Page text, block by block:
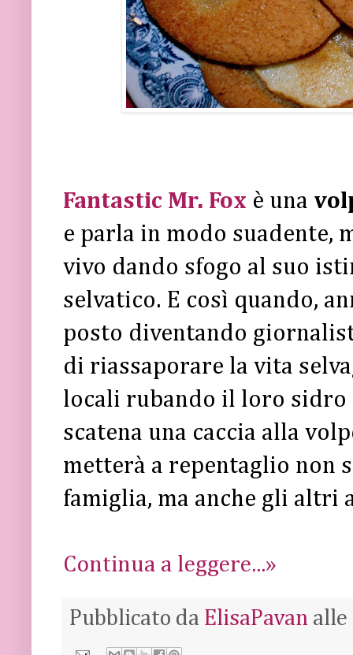
Fantastic Mr. Fox è una
e parla in modo suadente,
vivo dando sfogo al suo
selvatico. E così quando,
posto diventando
di riassaporare la vita
locali rubando il loro sidro
scatena una caccia alla
metterà a repentaglio non
famiglia, ma anche gli altri
Continua a leggere...»
Pubblicato da ElisaPavan alle